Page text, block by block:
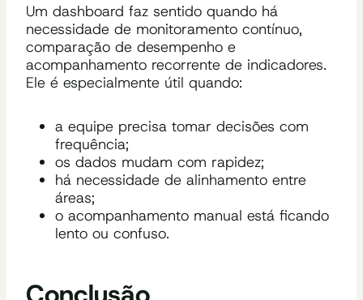
Um dashboard faz sentido quando há
necessidade de monitoramento contínuo,
comparação de desempenho e
acompanhamento recorrente de indicadores.
Ele é especialmente útil quando:
a equipe precisa tomar decisões com
frequência;
os dados mudam com rapidez;
há necessidade de alinhamento entre
áreas;
o acompanhamento manual está ficando
lento ou confuso.